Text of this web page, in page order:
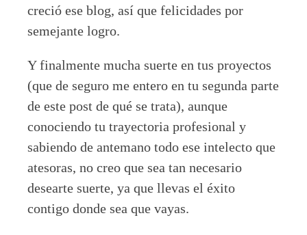
creció ese blog, así que felicidades por
semejante logro.
Y finalmente mucha suerte en tus proyectos
(que de seguro me entero en tu segunda parte
de este post de qué se trata), aunque
conociendo tu trayectoria profesional y
sabiendo de antemano todo ese intelecto que
atesoras, no creo que sea tan necesario
desearte suerte, ya que llevas el éxito
contigo donde sea que vayas.